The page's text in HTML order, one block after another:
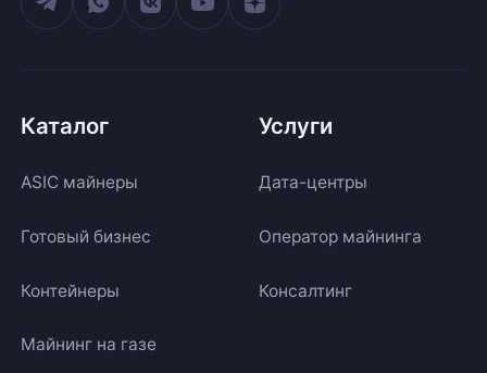
Каталог
ASIC майнеры
Готовый бизнес
Контейнеры
Майнинг на газе
Услуги
Дата-центры
Оператор майнинга
Консалтинг